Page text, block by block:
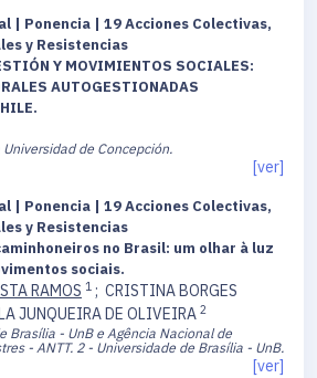
| Ponencia | 19 Acciones Colectivas,
y Resistencias
Y MOVIMIENTOS SOCIALES:
AUTOGESTIONADAS
de Concepción.
[ver]
| Ponencia | 19 Acciones Colectivas,
y Resistencias
no Brasil: um olhar à luz
sociais.
RAMOS 1 ; CRISTINA BORGES
JUNQUEIRA DE OLIVEIRA 2
Brasília - UnB e Agência Nacional de
- ANTT. 2 - Universidade de Brasília - UnB.
[ver]